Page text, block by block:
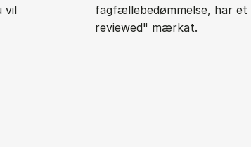
vil
fagfællebedømmelse, har
reviewed" mærkat.